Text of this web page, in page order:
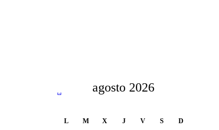
agosto 2026
L M X J V S D
« Nov